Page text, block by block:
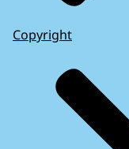
Copyright